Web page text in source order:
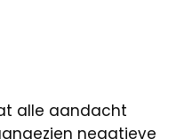
alle aandacht
negatieve